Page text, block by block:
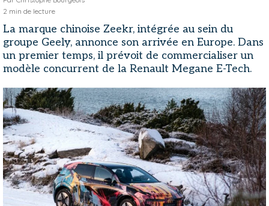
2 min de lecture
La marque chinoise Zeekr, intégrée au sein du
groupe Geely, annonce son arrivée en Europe. Dans
un premier temps, il prévoit de commercialiser un
modèle concurrent de la Renault Megane E-Tech.